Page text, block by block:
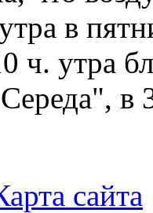
в
ч. утра
сайта